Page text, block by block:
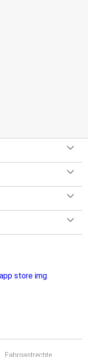
Fahrgastrechte